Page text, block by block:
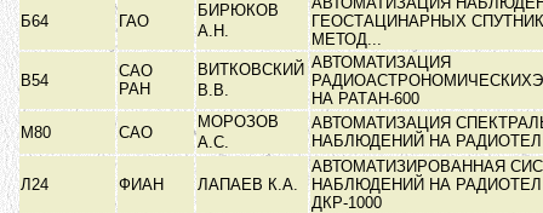
Б64 ГАО
БИРЮКОВ
А.Н.
ГЕОСТАЦИНАРНЫХ
МЕТОД...
В54
САО
РАН
ВИТКОВСКИЙ
В.В.
АВТОМАТИЗАЦИЯ
НА РАТАН-600
М80
САО
МОРОЗОВ
А.С.
АВТОМАТИЗАЦИЯ
НАБЛЮДЕНИЙ НА
Л24 ФИАН ЛАПАЕВ К.А.
АВТОМАТИЗИРОВАННАЯ
НАБЛЮДЕНИЙ НА
ДКР-1000